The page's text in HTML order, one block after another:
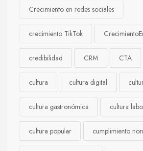
Crecimiento en redes sociales
crecimiento TikTok
credibilidad CRM CTA
cultura cultura digital
cultura gastronómica cultura
cultura popular cumplimiento